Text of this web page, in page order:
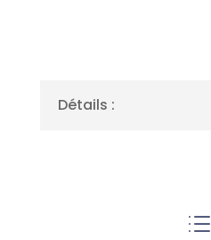
Détails :
d